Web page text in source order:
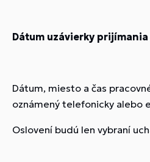
Dátum uzávierky
Dátum, miesto a čas
oznámený telefonicky alebo
Oslovení budú len vybraní